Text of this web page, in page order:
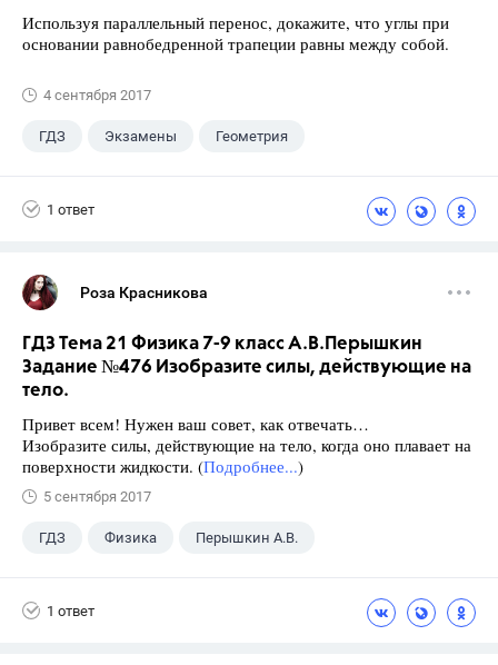
Используя параллельный перенос, докажите, что углы при
основании равнобедренной трапеции равны между собой.
4 сентября 2017
ГДЗ Экзамены Геометрия
1 ответ
Роза Красникова
ГДЗ Тема 21 Физика 7-9 класс А.В.Перышкин
Задание №476 Изобразите силы, действующие на
тело.
Привет всем! Нужен ваш совет, как отвечать…
Изобразите силы, действующие на тело, когда оно плавает на
поверхности жидкости. (Подробнее...)
5 сентября 2017
ГДЗ Физика Перышкин А.В.
1 ответ